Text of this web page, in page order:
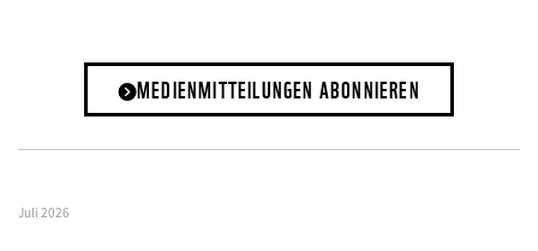
MEDIENMITTEILUNGEN ABONNIEREN
Juli 2026